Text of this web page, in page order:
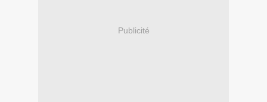
Publicité